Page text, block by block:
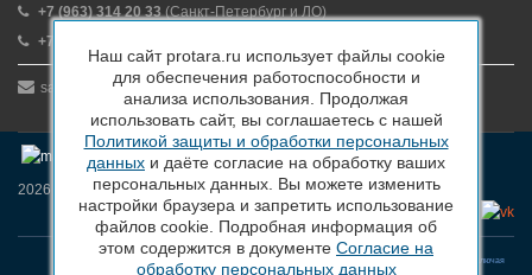
+7 (963) 314 20 33(Санкт-Петербург и ЛО)
+7 (963) 314 20 33
sales@protara.ru
2026 © ПроТара - Производство и продажа пластиковой тары
Вся информация, размещенная на веб-сайте protara.ru и всех поддоменах сайта protara.ru включая
тексты, графические материалы, шрифт, элементы дизайна, товарные знаки и иллюстрации/
Наш сайт protara.ru использует файлы cookie
для обеспечения работоспособности и
анализа использования. Продолжая
использовать сайт, вы соглашаетесь с нашей
Политикой защиты и обработки персональных
данных и даёте согласие на обработку ваших
персональных данных. Вы можете изменить
настройки браузера и запретить использование
файлов cookie. Подробная информация об
этом содержится в документе Согласие на
обработку персональных данных